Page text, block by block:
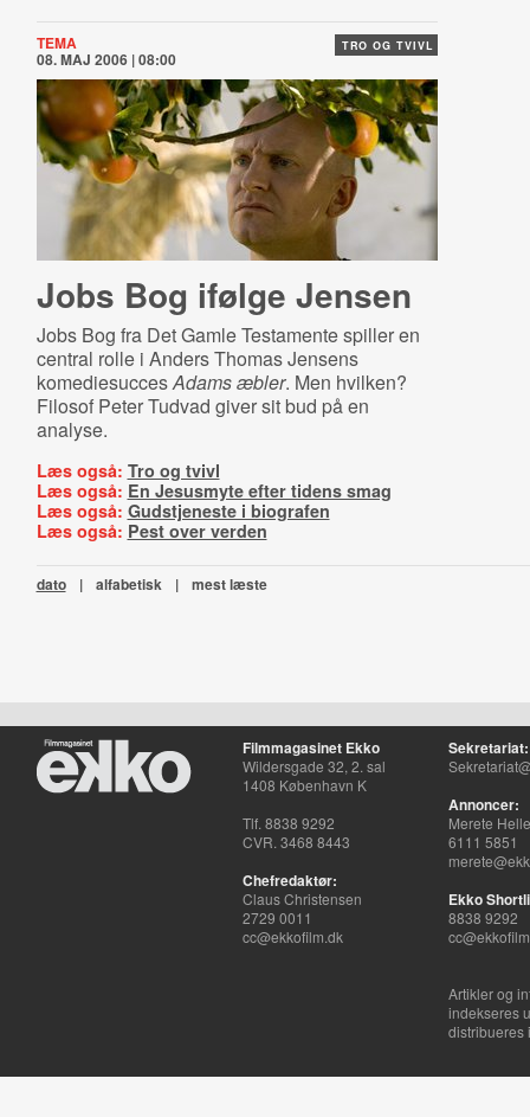
TRO OG TVIVL
TEMA
08. MAJ 2006 | 08:00
Jobs Bog ifølge Jensen
Jobs Bog fra Det Gamle Testamente spiller en
central rolle i Anders Thomas Jensens
komediesuccesAdams æbler. Men hvilken?
Filosof Peter Tudvad giver sit bud på en
analyse.
Læs også: Tro og tvivl
Læs også: En Jesusmyte efter tidens smag
Læs også: Gudstjeneste i biografen
Læs også: Pest over verden
dato | alfabetisk | mest læste
Filmmagasinet Ekko
Wildersgade 32, 2. sal
1408 København K
Tlf. 8838 9292
CVR. 3468 8443
Chefredaktør:
Claus Christensen
2729 0011
cc@ekkofilm.dk
Sekretariat:
Annoncer:
Merete
6111 5851
Ekko
8838 9292
Artikler og
indekseres
distribueres